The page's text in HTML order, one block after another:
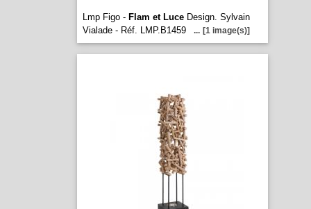
Lmp Figo - Flam et LuceDesign. Sylvain
Vialade - Réf. LMP.B1459
... [1 image(s)]